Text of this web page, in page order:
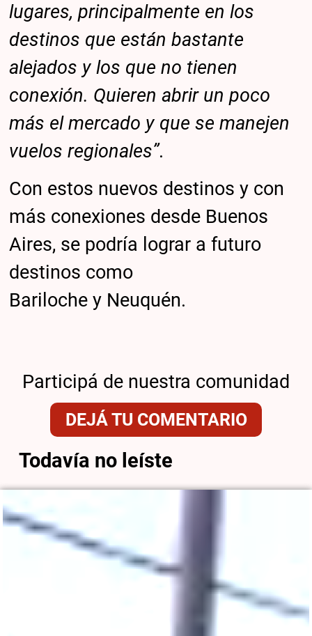
lugares, principalmente en los
destinos que están bastante
alejados y los que no tienen
conexión. Quieren abrir un poco
más el mercado y que se manejen
vuelos regionales”.
Con estos nuevos destinos y con
más conexiones desde Buenos
Aires, se podría lograr a futuro
destinos como
Bariloche y Neuquén.
Participá de nuestra comunidad
DEJÁ TU COMENTARIO
Todavía no leíste